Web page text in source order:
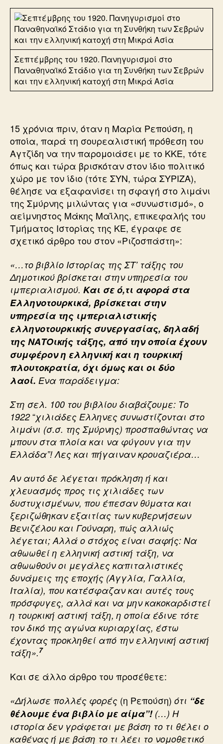
Σεπτέμβρης του 1920. Πανηγυρισμοί στο
Παναθηναϊκό Στάδιο για τη Συνθήκη των Σεβρών
και την ελληνική κατοχή στη Μικρά Ασία
15 χρόνια πριν, όταν η Μαρία Ρεπούση, η
οποία, παρά τη σουρεαλιστική πρόθεση του
Αγτζίδη να την παρομοιάσει με το ΚΚΕ, τότε
όπως και τώρα βρισκόταν στον ίδιο πολιτικό
χώρο με τον ίδιο (τότε ΣΥΝ, τώρα ΣΥΡΙΖΑ),
θέλησε να εξαφανίσει τη σφαγή στο λιμάνι
της Σμύρνης μιλώντας για «συνωστισμό», ο
αείμνηστος Μάκης Μαΐλης, επικεφαλής του
Τμήματος Ιστορίας της ΚΕ, έγραφε σε
σχετικό άρθρο του στον «Ριζοσπάστη»:
«…το βιβλίο Ιστορίας της ΣΤ’ τάξης του
Δημοτικού βρίσκεται στην υπηρεσία του
ιμπεριαλισμού. Και σε ό,τι αφορά στα
Ελληνοτουρκικά, βρίσκεται στην
υπηρεσία της ιμπεριαλιστικής
ελληνοτουρκικής συνεργασίας, δηλαδή
της ΝΑΤΟικής τάξης, από την οποία έχουν
συμφέρον η ελληνική και η τουρκική
πλουτοκρατία, όχι όμως και οι δύο
λαοί. Ενα παράδειγμα:
Στη σελ. 100 του βιβλίου διαβάζουμε: Το
1922“χιλιάδες Ελληνες συνωστίζονται στο
λιμάνι (σ.σ. της Σμύρνης) προσπαθώντας να
μπουν στα πλοία και να φύγουν για την
Ελλάδα”! Λες και πήγαιναν κρουαζιέρα…
Αν αυτό δε λέγεται πρόκληση ή και
χλευασμός προς τις χιλιάδες των
δυστυχισμένων, που έπεσαν θύματα και
ξεριζώθηκαν εξαιτίας των κυβερνήσεων
Βενιζέλου και Γούναρη, πώς αλλιώς
λέγεται; Αλλά ο στόχος είναι σαφής: Να
αθωωθεί η ελληνική αστική τάξη, να
αθωωθούν οι μεγάλες καπιταλιστικές
δυνάμεις της εποχής (Αγγλία, Γαλλία,
Ιταλία), που κατέσφαζαν και αυτές τους
πρόσφυγες, αλλά και να μην κακοκαρδιστεί
η τουρκική αστική τάξη, η οποία έδινε τότε
τον δικό της αγώνα κυριαρχίας, έστω
έχοντας προκληθεί από την ελληνική αστική
τάξη».7
Και σε άλλο άρθρο του προσέθετε:
«Δήλωσε πολλές φορές (η Ρεπούση) ότι “δε
θέλουμε ένα βιβλίο με αίμα”!(…) Η
ιστορία δεν γράφεται με βάση το τι θέλει ο
καθένας ή με βάση το τι λέει το νομοθετικό